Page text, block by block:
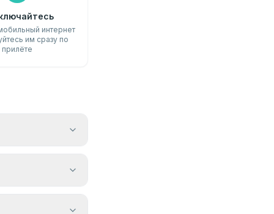
интернет
им сразу по
прилёте